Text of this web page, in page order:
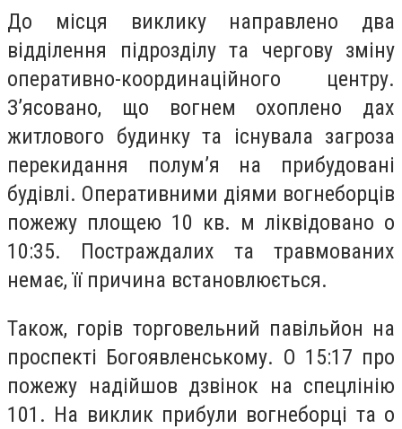
До місця виклику направлено два
відділення підрозділу та чергову зміну
оперативно-координаційного центру.
З’ясовано, що вогнем охоплено дах
житлового будинку та існувала загроза
перекидання полум’я на прибудовані
будівлі. Оперативними діями вогнеборців
пожежу площею 10 кв. м ліквідовано о
10:35. Постраждалих та травмованих
немає, її причина встановлюється.
Також, горів торговельний павільйон на
проспекті Богоявленському. О 15:17 про
пожежу надійшов дзвінок на спецлінію
101. На виклик прибули вогнеборці та о